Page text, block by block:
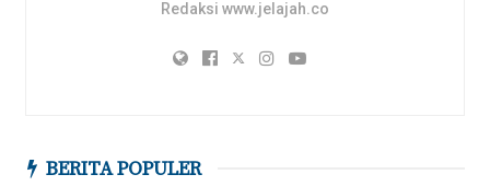
Redaksi www.jelajah.co
BERITA POPULER